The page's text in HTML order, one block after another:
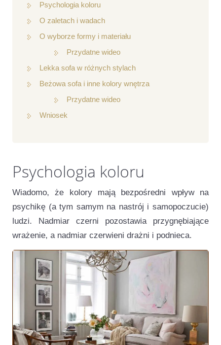
Psychologia koloru
O zaletach i wadach
O wyborze formy i materiału
Przydatne wideo
Lekka sofa w różnych stylach
Beżowa sofa i inne kolory wnętrza
Przydatne wideo
Wniosek
Psychologia koloru
Wiadomo, że kolory mają bezpośredni wpływ na
psychikę (a tym samym na nastrój i samopoczucie)
ludzi. Nadmiar czerni pozostawia przygnębiające
wrażenie, a nadmiar czerwieni drażni i podnieca.